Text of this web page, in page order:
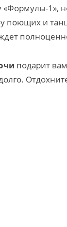
1»,
поющих и
подарит